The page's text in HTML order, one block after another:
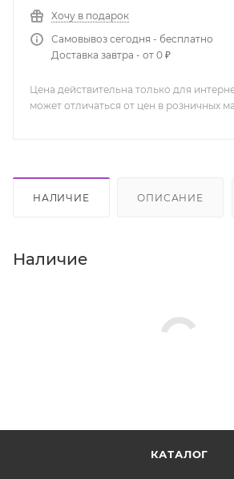
Хочу в подарок
Самовывоз сегодня - бесплатно
Доставка завтра - от 0 ₽
Цена действительна только для
может отличаться от цен в розничных
НАЛИЧИЕ ОПИСАНИЕ
Наличие
КАТАЛОГ